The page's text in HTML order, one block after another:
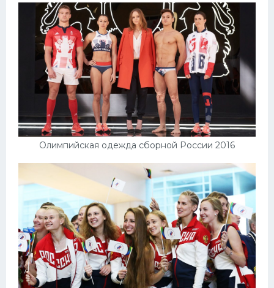
Олимпийская одежда сборной России 2016